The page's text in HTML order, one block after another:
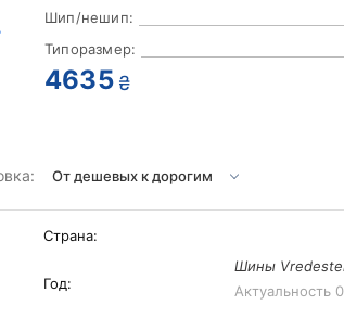
Шип/нешип:
Типоразмер:
4635 ₴
Страна:
Год:
Шины
Актуальность